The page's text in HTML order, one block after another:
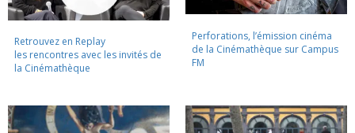
Retrouvez en Replay
les rencontres avec les invités de
la Cinémathèque
Perforations, l’émission cinéma
de la Cinémathèque sur Campus
FM